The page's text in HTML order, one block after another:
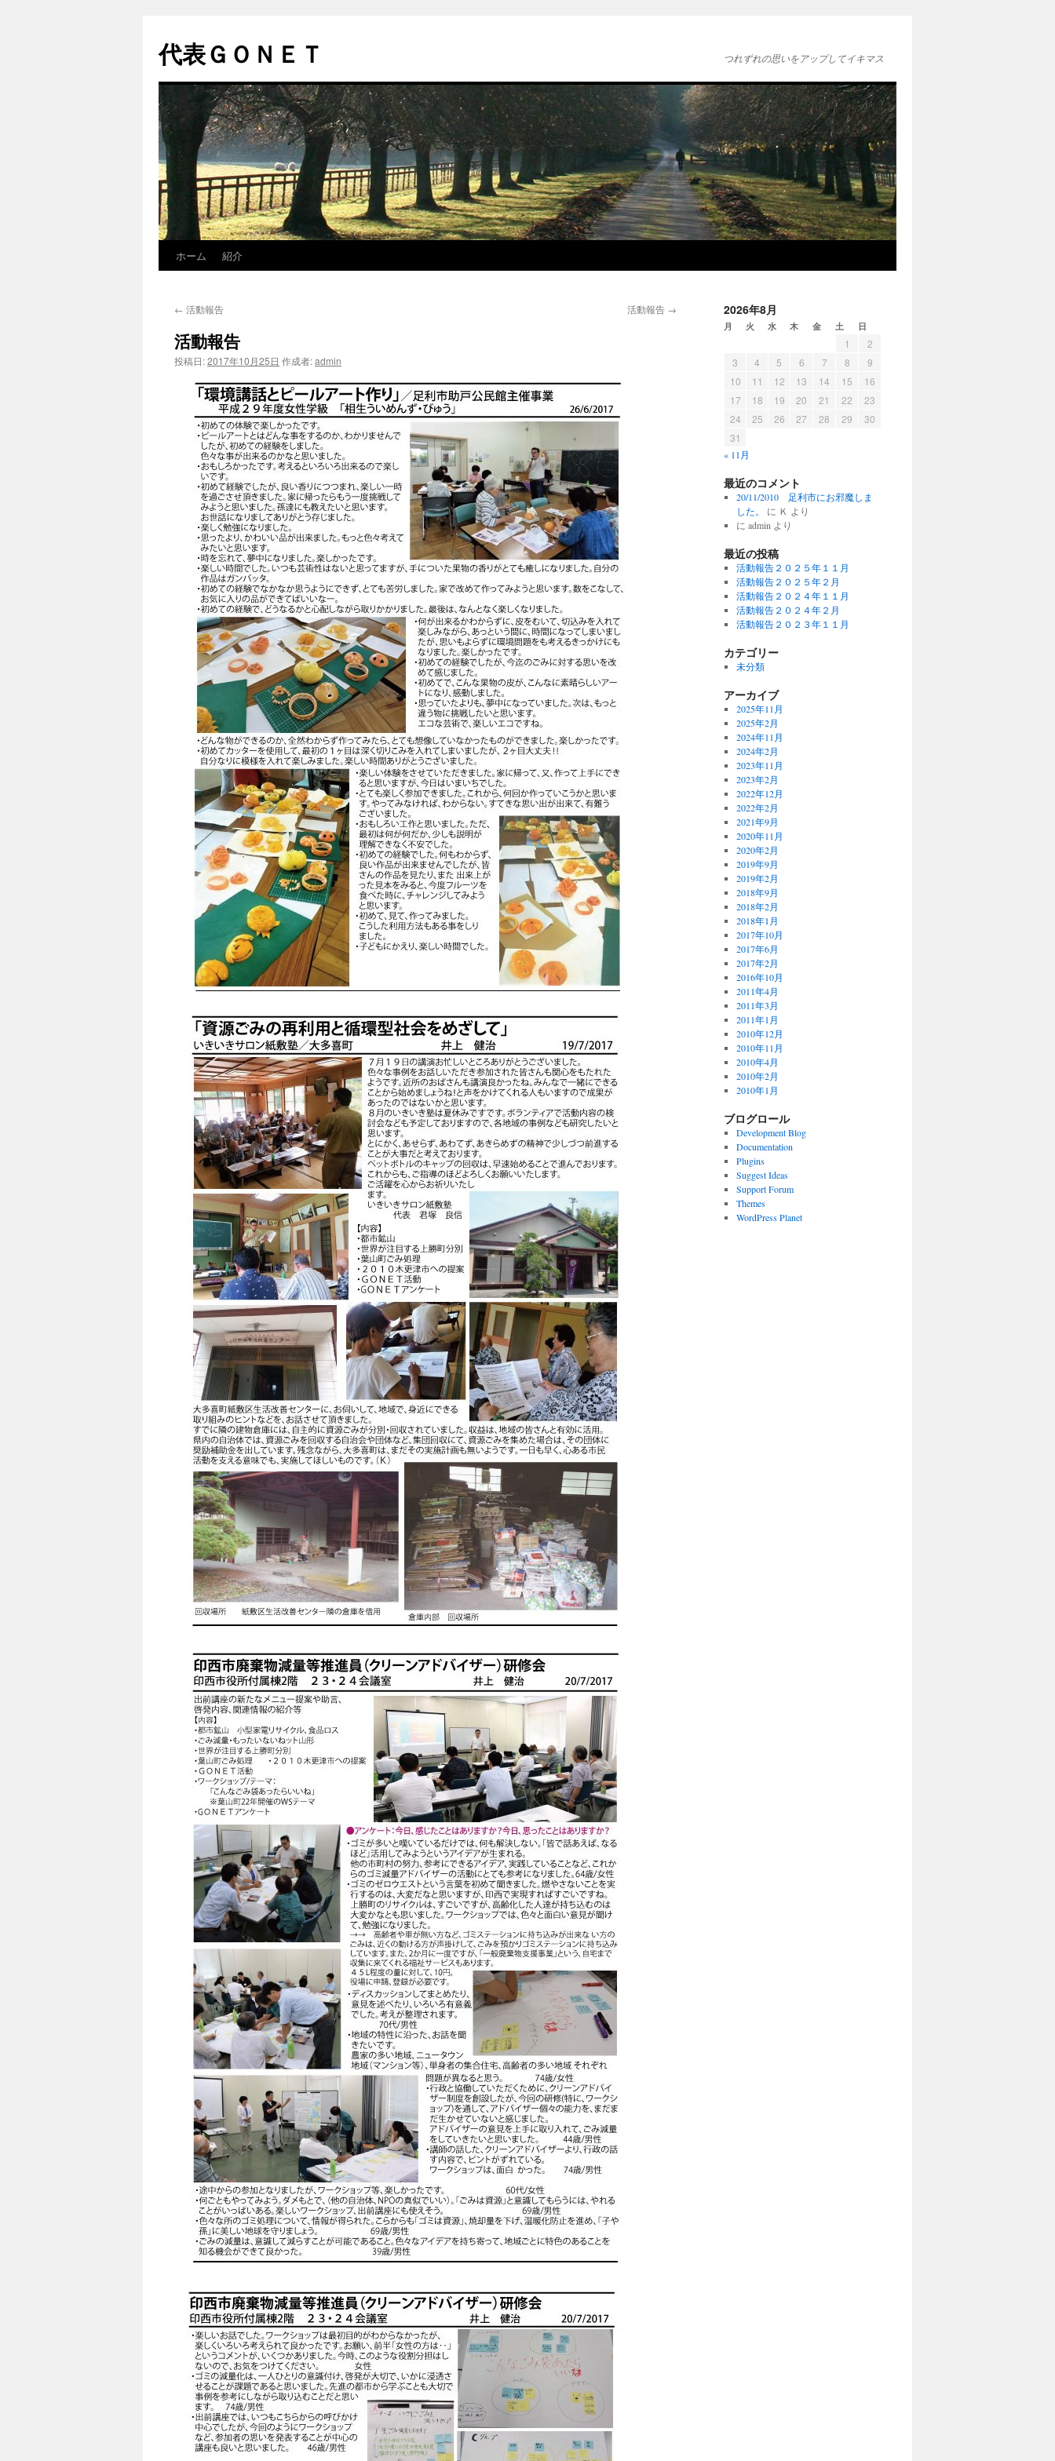
代表ＧＯＮＥＴ つれずれの思いをアップしてイキマス
ホーム 紹介
← 活動報告 活動報告 →
活動報告
投稿日:2017年10月25日 作成者:admin
2026年8月
月 火 水 木 金 土 日
1
2
3
4 5 6 7 8
9
10
11 12 13 14 15
16
17
18 19 20 21 22
23
24
25 26 27 28 29
30
31
« 11月
最近のコメント
20/11/2010 足利市にお邪魔しま
した。
に Ｋ より
に admin より
最近の投稿
活動報告２０２５年１１月
活動報告２０２５年２月
活動報告２０２４年１１月
活動報告２０２４年２月
活動報告２０２３年１１月
カテゴリー
未分類
アーカイブ
2025年11月
2025年2月
2024年11月
2024年2月
2023年11月
2023年2月
2022年12月
2022年2月
2021年9月
2020年11月
2020年2月
2019年9月
2019年2月
2018年9月
2018年2月
2018年1月
2017年10月
2017年6月
2017年2月
2016年10月
2011年4月
2011年3月
2011年1月
2010年12月
2010年11月
2010年4月
2010年2月
2010年1月
ブログロール
Development Blog
Documentation
Plugins
Suggest Ideas
Support Forum
Themes
WordPress Planet